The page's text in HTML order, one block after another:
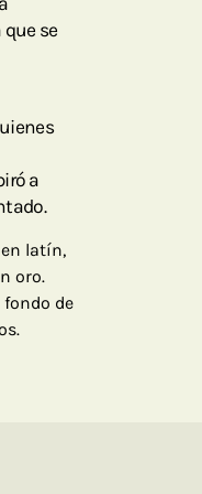
se
a
latín,
oro.
de